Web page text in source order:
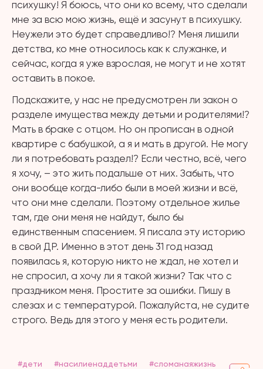
психушку! Я боюсь, что они ко всему, что сделали
мне за всю мою жизнь, ещё и засунут в психушку.
Неужели это будет справедливо!? Меня лишили
детства, ко мне относилось как к служанке, и
сейчас, когда я уже взрослая, не могут и не хотят
оставить в покое.
Подскажите, у нас не предусмотрен ли закон о
разделе имущества между детьми и родителями!?
Мать в браке с отцом. Но он прописан в одной
квартире с бабушкой, а я и мать в другой. Не могу
ли я потребовать раздел!? Если честно, всё, чего
я хочу, – это жить подальше от них. Забыть, что
они вообще когда-либо были в моей жизни и всё,
что они мне сделали. Поэтому отдельное жилье
там, где они меня не найдут, было бы
единственным спасением. Я писала эту историю
в свой ДР. Именно в этот день 31 год назад
появилась я, которую никто не ждал, не хотел и
не спросил, а хочу ли я такой жизни? Так что с
праздником меня. Простите за ошибки. Пишу в
слезах и с температурой. Пожалуйста, не судите
строго. Ведь для этого у меня есть родители.
#дети #насилиенаддетьми
#сломанаяжизнь